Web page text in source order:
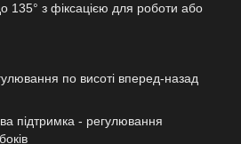
135° з фіксацією для роботи або
по висоті вперед-назад
підтримка - регулювання